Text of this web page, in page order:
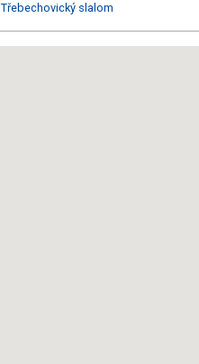
Třebechovický slalom